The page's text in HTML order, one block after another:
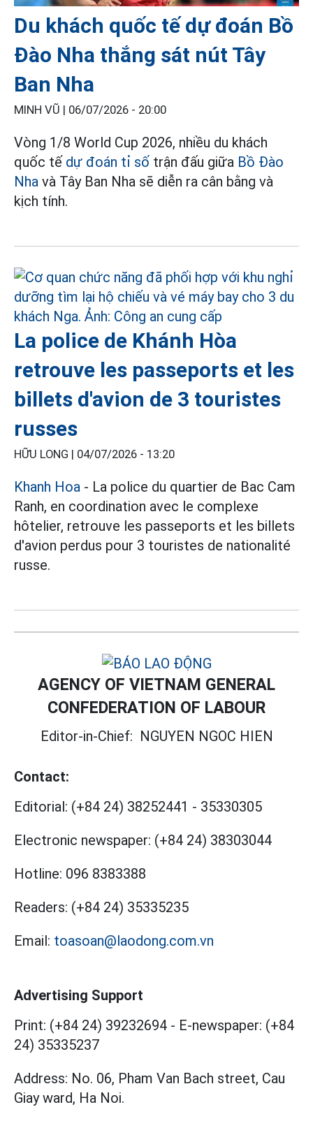
Du khách quốc tế dự đoán Bồ
Đào Nha thắng sát nút Tây
Ban Nha
MINH VŨ | 06/07/2026 - 20:00
Vòng 1/8 World Cup 2026, nhiều du khách
quốc tế dự đoán tỉ số trận đấu giữa Bồ Đào
Nha và Tây Ban Nha sẽ diễn ra cân bằng và
kịch tính.
La police de Khánh Hòa
retrouve les passeports et les
billets d'avion de 3 touristes
russes
HỮU LONG | 04/07/2026 - 13:20
Khanh Hoa - La police du quartier de Bac Cam
Ranh, en coordination avec le complexe
hôtelier, retrouve les passeports et les billets
d'avion perdus pour 3 touristes de nationalité
russe.
AGENCY OF VIETNAM GENERAL
CONFEDERATION OF LABOUR
Editor-in-Chief: NGUYEN NGOC HIEN
Contact:
Editorial: (+84 24) 38252441 - 35330305
Electronic newspaper: (+84 24) 38303044
Hotline: 096 8383388
Readers: (+84 24) 35335235
Email: toasoan@laodong.com.vn
Advertising Support
Print: (+84 24) 39232694 - E-newspaper: (+84
24) 35335237
Address: No. 06, Pham Van Bach street, Cau
Giay ward, Ha Noi.